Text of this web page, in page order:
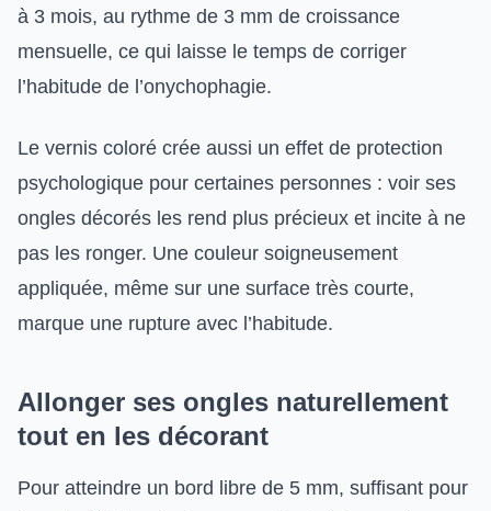
à 3 mois, au rythme de 3 mm de croissance
mensuelle, ce qui laisse le temps de corriger
l’habitude de l’onychophagie.
Le vernis coloré crée aussi un effet de protection
psychologique pour certaines personnes : voir ses
ongles décorés les rend plus précieux et incite à ne
pas les ronger. Une couleur soigneusement
appliquée, même sur une surface très courte,
marque une rupture avec l’habitude.
Allonger ses ongles naturellement
tout en les décorant
Pour atteindre un bord libre de 5 mm, suffisant pour